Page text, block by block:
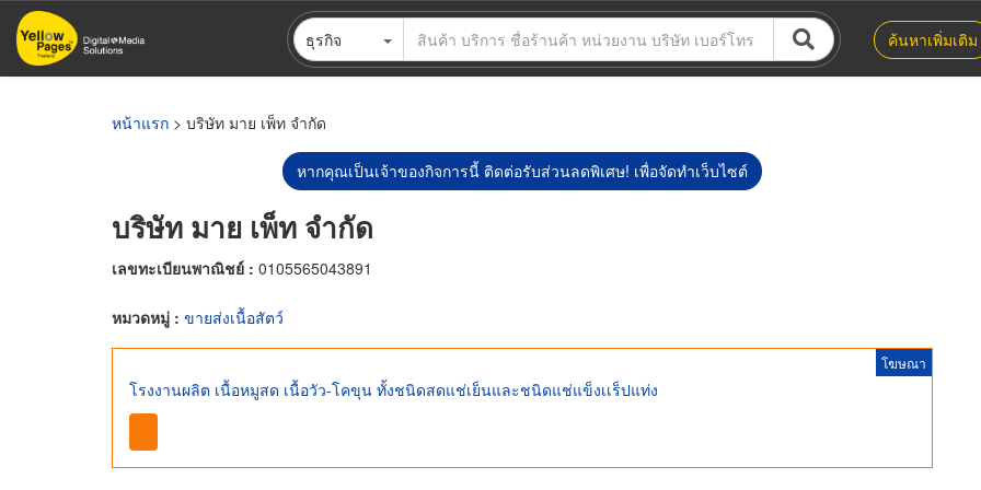
ข้าม
ไป
ธุรกิจ ค้นหาเพิ่มเติม
หน้าแรก > บริษัท มาย เพ็ท จำกัด
หากคุณเป็นเจ้าของกิจการนี้ ติดต่อรับส่วนลดพิเศษ! เพื่อจัดทำเว็บไซต์
บริษัท มาย เพ็ท จำกัด
เลขทะเบียนพาณิชย์ : 0105565043891
หมวดหมู่ : ขายส่งเนื้อสัตว์
โฆษณา
โรงงานผลิต เนื้อหมูสด เนื้อวัว-โคขุน ทั้งชนิดสดแช่เย็นและชนิดแช่แข็งเเร็ปแท่ง